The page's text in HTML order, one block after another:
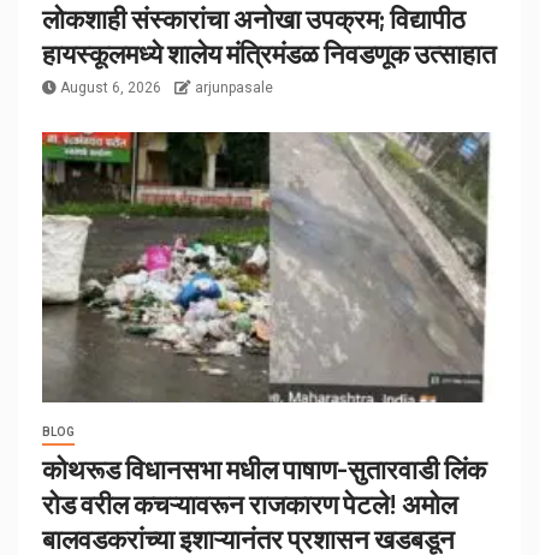
लोकशाही संस्कारांचा अनोखा उपक्रम; विद्यापीठ
हायस्कूलमध्ये शालेय मंत्रिमंडळ निवडणूक उत्साहात
August 6, 2026 arjunpasale
BLOG
कोथरूड विधानसभा मधील पाषाण-सुतारवाडी लिंक
रोड वरील कचऱ्यावरून राजकारण पेटले! अमोल
बालवडकरांच्या इशाऱ्यानंतर प्रशासन खडबडून